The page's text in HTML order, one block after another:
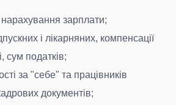
нарахування зарплати;
і лікарняних, компенсації
сум податків;
за "себе" та працівників
документів;